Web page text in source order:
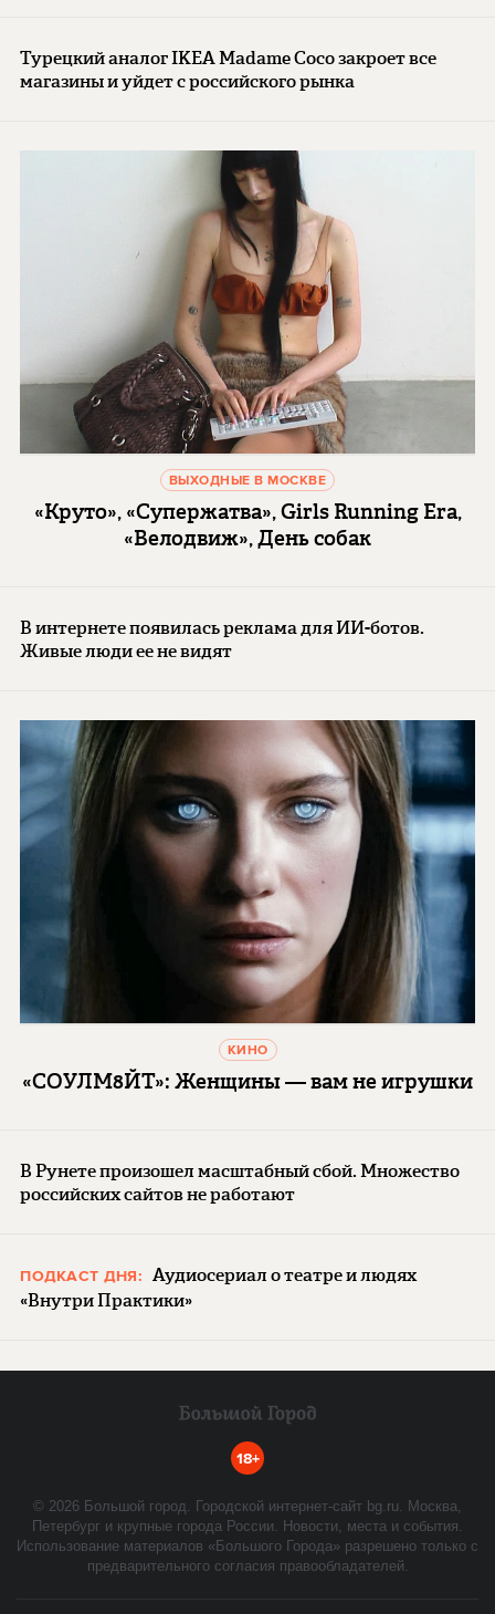
Турецкий аналог IKEA Madame Coco закроет все
магазины и уйдет с российского рынка
ВЫХОДНЫЕ В МОСКВЕ
«Круто», «Супержатва», Girls Running Era,
«Велодвиж», День собак
В интернете появилась реклама для ИИ-ботов.
Живые люди ее не видят
КИНО
«СОУЛМ8ЙТ»: Женщины — вам не игрушки
В Рунете произошел масштабный сбой. Множество
российских сайтов не работают
ПОДКАСТ ДНЯ: Аудиосериал о театре и людях
«Внутри Практики»
18+
© 2026 Большой город. Городской интернет-сайт bg.ru. Москва,
Петербург и крупные города России. Новости, места и события.
Использование материалов «Большого Города» разрешено только с
предварительного согласия правообладателей.